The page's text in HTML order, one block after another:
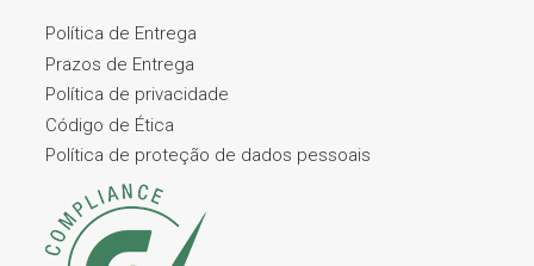
Política de Entrega
Prazos de Entrega
Política de privacidade
Código de Ética
Política de proteção de dados pessoais